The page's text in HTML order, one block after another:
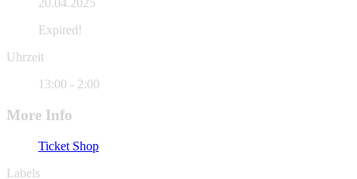
20.04.2025
Expired!
Uhrzeit
13:00 - 2:00
More Info
Ticket Shop
Labels